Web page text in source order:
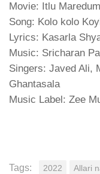
Movie: Itlu
Song: Kolo kolo
Lyrics: Kasarla
Music: Sricharan
Singers: Javed Ali,
Ghantasala
Music Label: Zee
Tags: 2022 Allari